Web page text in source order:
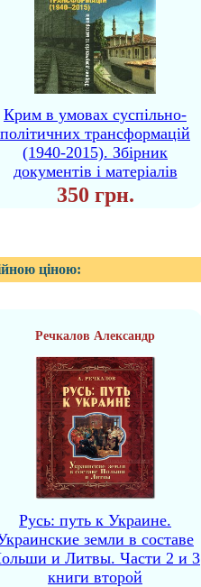
Крим в умовах суспільно-
політичних трансформацій
(1940-2015). Збірник
документів і матеріалів
350 грн.
ціною:
Речкалов Александр
Русь: путь к Украине.
земли в составе
и Литвы. Части 2 и 3
книги второй